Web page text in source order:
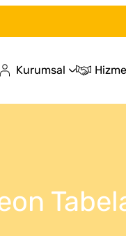
Kurumsal